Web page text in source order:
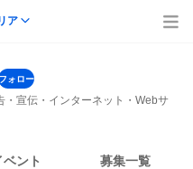
ア
ォロー
・宣伝・インターネット・Webサ
ント 募集一覧